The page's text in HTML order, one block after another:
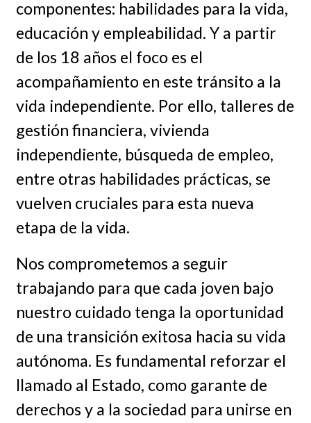
componentes: habilidades para la vida,
educación y empleabilidad. Y a partir
de los 18 años el foco es el
acompañamiento en este tránsito a la
vida independiente. Por ello, talleres de
gestión financiera, vivienda
independiente, búsqueda de empleo,
entre otras habilidades prácticas, se
vuelven cruciales para esta nueva
etapa de la vida.
Nos comprometemos a seguir
trabajando para que cada joven bajo
nuestro cuidado tenga la oportunidad
de una transición exitosa hacia su vida
autónoma. Es fundamental reforzar el
llamado al Estado, como garante de
derechos y a la sociedad para unirse en